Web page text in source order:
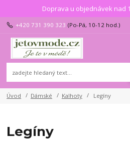
Doprava u objednávek nad
+420 731 390 323 (Po-Pá, 10-12 hod.)
Úvod Dámské Kalhoty Legíny
Legíny